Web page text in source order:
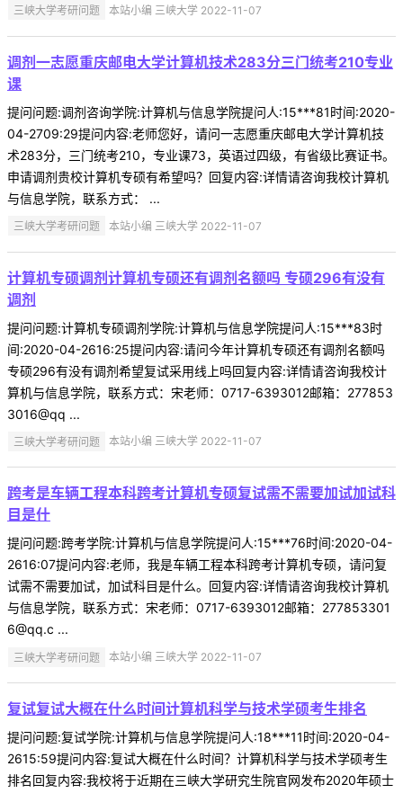
三峡大学考研问题 本站小编 三峡大学 2022-11-07
调剂一志愿重庆邮电大学计算机技术283分三门统考210专业
课
提问问题:调剂咨询学院:计算机与信息学院提问人:15***81时间:2020-
04-2709:29提问内容:老师您好，请问一志愿重庆邮电大学计算机技
术283分，三门统考210，专业课73，英语过四级，有省级比赛证书。
申请调剂贵校计算机专硕有希望吗？回复内容:详情请咨询我校计算机
与信息学院，联系方式： ...
三峡大学考研问题 本站小编 三峡大学 2022-11-07
计算机专硕调剂计算机专硕还有调剂名额吗 专硕296有没有
调剂
提问问题:计算机专硕调剂学院:计算机与信息学院提问人:15***83时
间:2020-04-2616:25提问内容:请问今年计算机专硕还有调剂名额吗
专硕296有没有调剂希望复试采用线上吗回复内容:详情请咨询我校计
算机与信息学院，联系方式：宋老师：0717-6393012邮箱：277853
3016@qq ...
三峡大学考研问题 本站小编 三峡大学 2022-11-07
跨考是车辆工程本科跨考计算机专硕复试需不需要加试加试科
目是什
提问问题:跨考学院:计算机与信息学院提问人:15***76时间:2020-04-
2616:07提问内容:老师，我是车辆工程本科跨考计算机专硕，请问复
试需不需要加试，加试科目是什么。回复内容:详情请咨询我校计算机
与信息学院，联系方式：宋老师：0717-6393012邮箱：277853301
6@qq.c ...
三峡大学考研问题 本站小编 三峡大学 2022-11-07
复试复试大概在什么时间计算机科学与技术学硕考生排名
提问问题:复试学院:计算机与信息学院提问人:18***11时间:2020-04-
2615:59提问内容:复试大概在什么时间？计算机科学与技术学硕考生
排名回复内容:我校将于近期在三峡大学研究生院官网发布2020年硕士